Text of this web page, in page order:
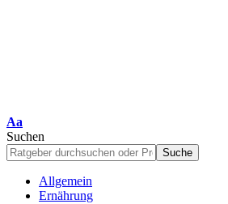
Schriftgrößenanpassung
Aa
Suchen
Allgemein
Ernährung